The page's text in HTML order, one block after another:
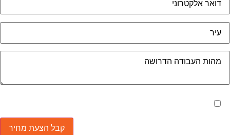
מאשר את תנאי הפרטיות